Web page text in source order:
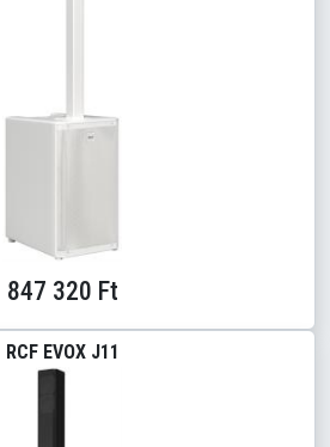
847 320 Ft
RCF EVOX J11